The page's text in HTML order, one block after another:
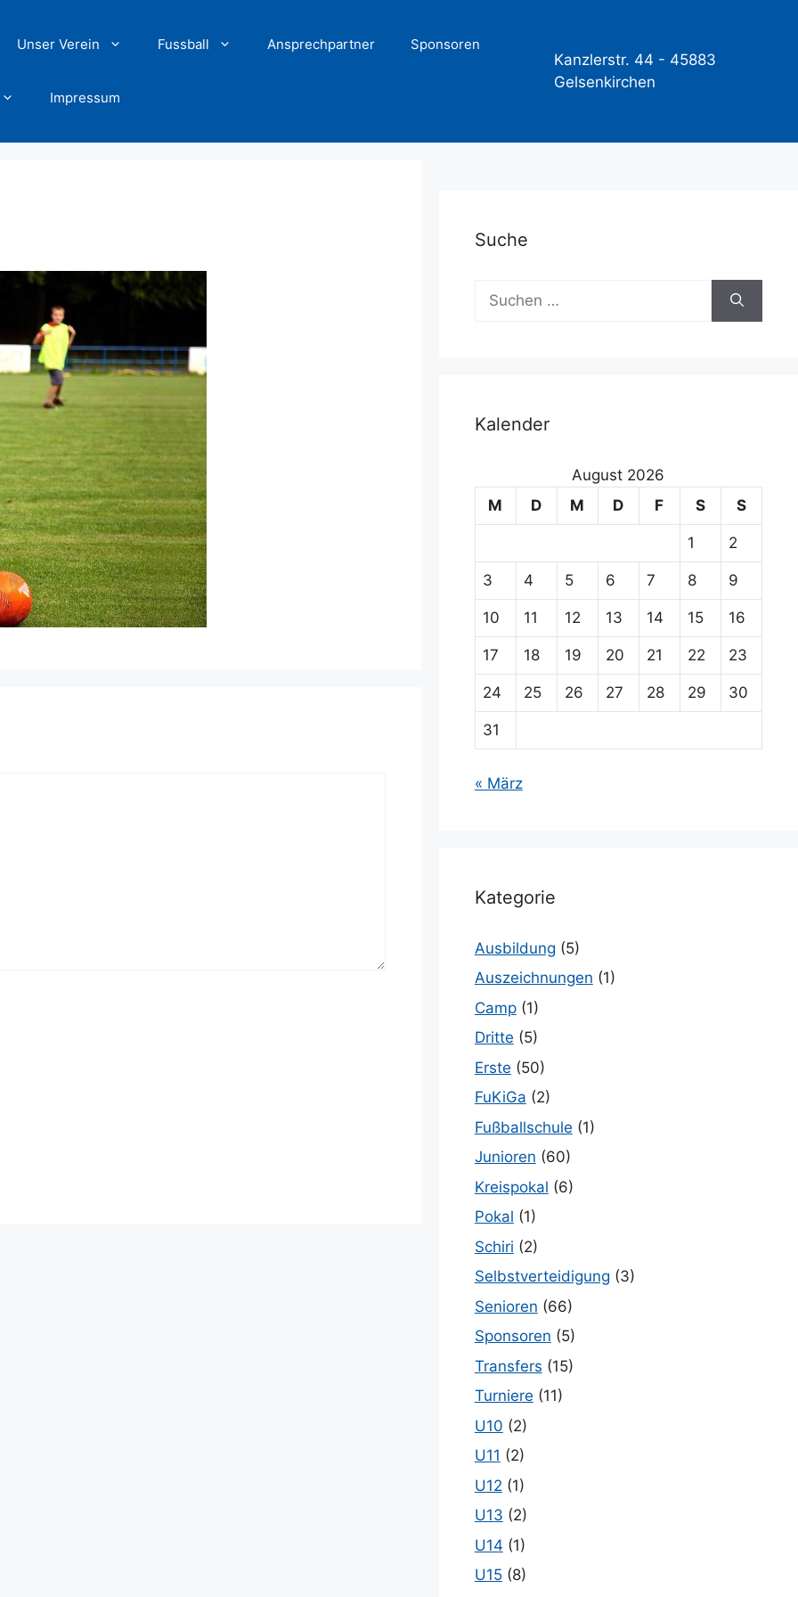
Unser Verein Fussball Ansprechpartner Sponsoren
Impressum
Kanzlerstr. 44 - 45883
Gelsenkirchen
Suche
Suchen
nach:
Kalender
August 2026
M
D M D F S S
1 2
3 4 5 6 7 8 9
10 11 12 13 14 15 16
17 18 19 20 21 22 23
24 25 26 27 28 29 30
31
« März
Kategorie
Ausbildung (5)
Auszeichnungen (1)
Camp(1)
Dritte (5)
Erste (50)
FuKiGa (2)
Fußballschule (1)
Junioren (60)
Kreispokal (6)
Pokal (1)
Schiri (2)
Selbstverteidigung (3)
Senioren (66)
Sponsoren (5)
Transfers (15)
Turniere (11)
U10 (2)
U11 (2)
U12 (1)
U13 (2)
U14 (1)
U15(8)